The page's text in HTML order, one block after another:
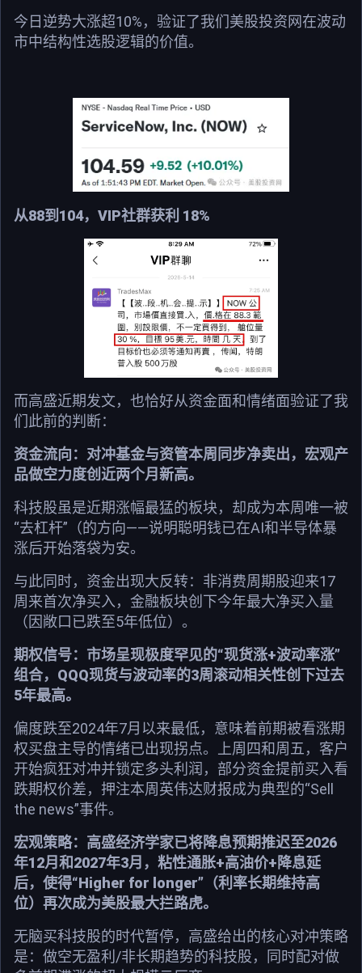
今日逆势大涨超10%，验证了我们美股投资网在波动
市中结构性选股逻辑的价值。
从88到104，VIP社群获利 18%
而高盛近期发文，也恰好从资金面和情绪面验证了我
们此前的判断：
资金流向：对冲基金与资管本周同步净卖出，宏观产
品做空力度创近两个月新高。
科技股虽是近期涨幅最猛的板块，却成为本周唯一被
“去杠杆”（的方向——说明聪明钱已在AI和半导体暴
涨后开始落袋为安。
与此同时，资金出现大反转：非消费周期股迎来17
周来首次净买入，金融板块创下今年最大净买入量
（因敞口已跌至5年低位）。
期权信号：市场呈现极度罕见的“现货涨+波动率涨”
组合，QQQ现货与波动率的3周滚动相关性创下过去
5年最高。
偏度跌至2024年7月以来最低，意味着前期被看涨期
权买盘主导的情绪已出现拐点。上周四和周五，客户
开始疯狂对冲并锁定多头利润，部分资金提前买入看
跌期权价差，押注本周英伟达财报成为典型的“Sell
the news”事件。
宏观策略：高盛经济学家已将降息预期推迟至2026
年12月和2027年3月，粘性通胀+高油价+降息延
后，使得“Higher for longer”（利率长期维持高
位）再次成为美股最大拦路虎。
无脑买科技股的时代暂停，高盛给出的核心对冲策略
是：做空无盈利/非长期趋势的科技股，同时配对做